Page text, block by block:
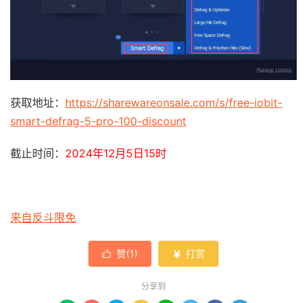
获取地址： https://sharewareonsale.com/s/free-iobit-
smart-defrag-5-pro-100-discount
截止时间： 2024年12月5日15时
来自反斗限免
 赞(1)  打赏
分享到